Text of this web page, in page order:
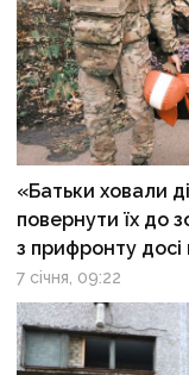
«Батьки ховали
повернути їх до
з прифронту досі
7 січня, 09:22